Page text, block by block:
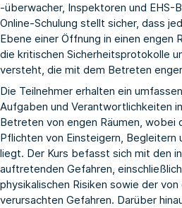
-überwacher, Inspektoren und EHS-
Online-Schulung stellt sicher, dass
Ebene einer Öffnung in einen engen
die kritischen Sicherheitsprotokolle
versteht, die mit dem Betreten
Die Teilnehmer erhalten ein
Aufgaben und Verantwortlichkeiten
Betreten von engen Räumen, wobei
Pflichten von Einsteigern, Begleitern
liegt. Der Kurs befasst sich mit den
auftretenden Gefahren,
physikalischen Risiken sowie der
verursachten Gefahren. Darüber